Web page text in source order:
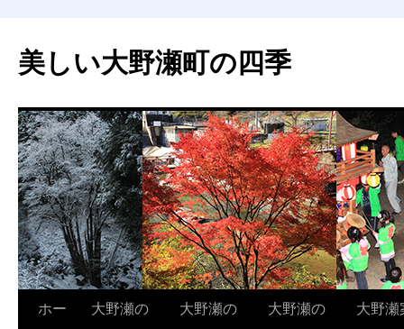
美しい大野瀬町の四季
ホー
大野瀬の
大野瀬の
大野瀬の
大野瀬